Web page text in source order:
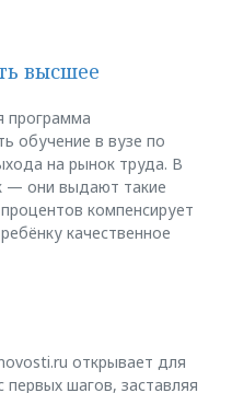
высшее
программа
обучение в вузе по
на рынок труда. В
— они выдают такие
компенсирует
качественное
открывает для
первых шагов, заставляя